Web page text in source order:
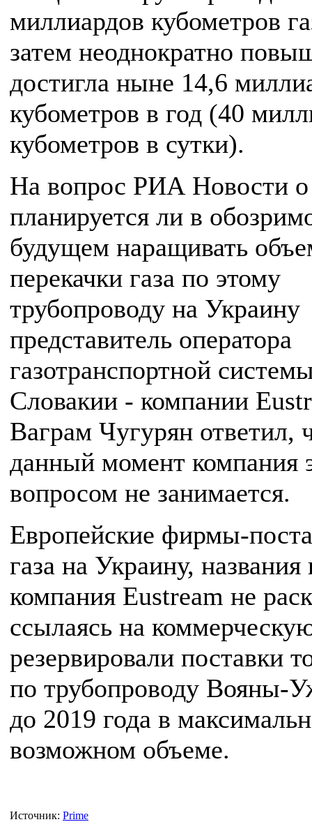
миллиардов кубометров
затем неоднократно
достигла ныне 14,6
кубометров в год (40
кубометров в сутки).
На вопрос РИА Новости
планируется ли в
будущем наращивать
перекачки газа по этому
трубопроводу на Украину
представитель оператора
газотранспортной
Словакии - компании
Ваграм Чугурян ответил,
данный момент компания
вопросом не занимается.
Европейские фирмы-
газа на Украину, названия
компания Eustream не
ссылаясь на
резервировали поставки
по трубопроводу Вояны-
до 2019 года в
возможном объеме.
Источник: Prime